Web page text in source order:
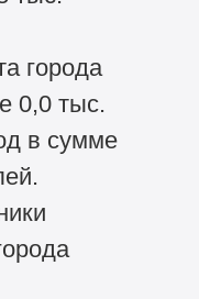
города
0,0 тыс.
в сумме